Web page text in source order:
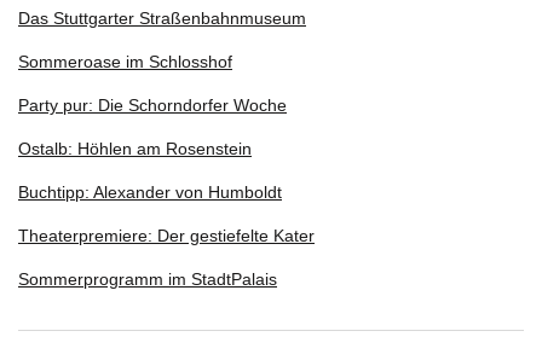
Das Stuttgarter Straßenbahnmuseum
Sommeroase im Schlosshof
Party pur: Die Schorndorfer Woche
Ostalb: Höhlen am Rosenstein
Buchtipp: Alexander von Humboldt
Theaterpremiere: Der gestiefelte Kater
Sommerprogramm im StadtPalais